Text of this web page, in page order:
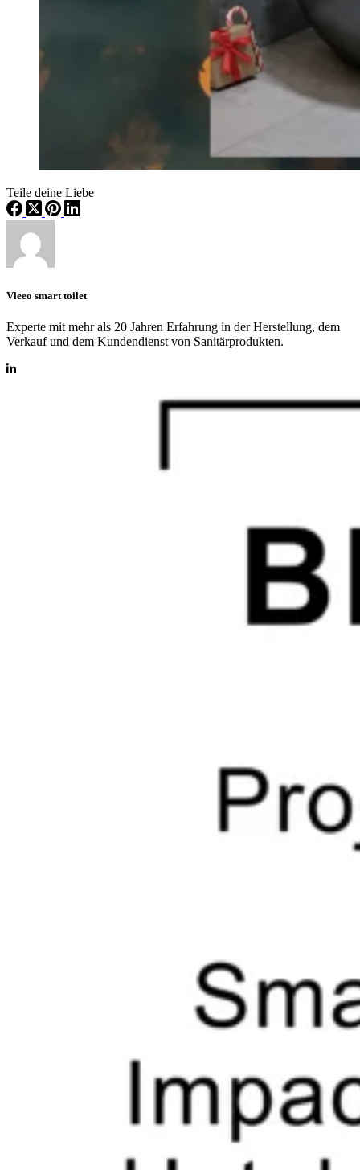
Teile deine Liebe
Vleeo smart toilet
Experte mit mehr als 20 Jahren Erfahrung in der Herstellung, dem
Verkauf und dem Kundendienst von Sanitärprodukten.